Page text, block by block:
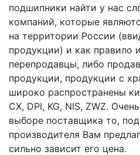
подшипники найти у нас
компаний, которые
на территории России
продукции) и как правило
перепродавцы, либо
продукции, продукции с
широко распространены
CX, DPI, KG, NIS, ZWZ.
выборе поставщика то,
производителя Вам
сильно зависит его цена.